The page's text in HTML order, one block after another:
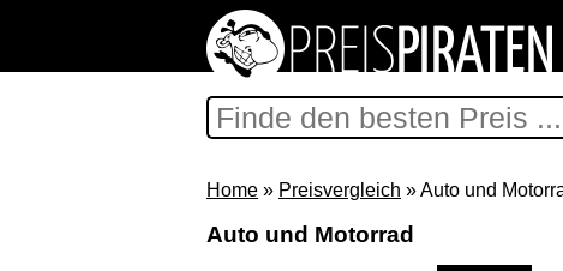
Home » Preisvergleich » Auto und
Auto und Motorrad